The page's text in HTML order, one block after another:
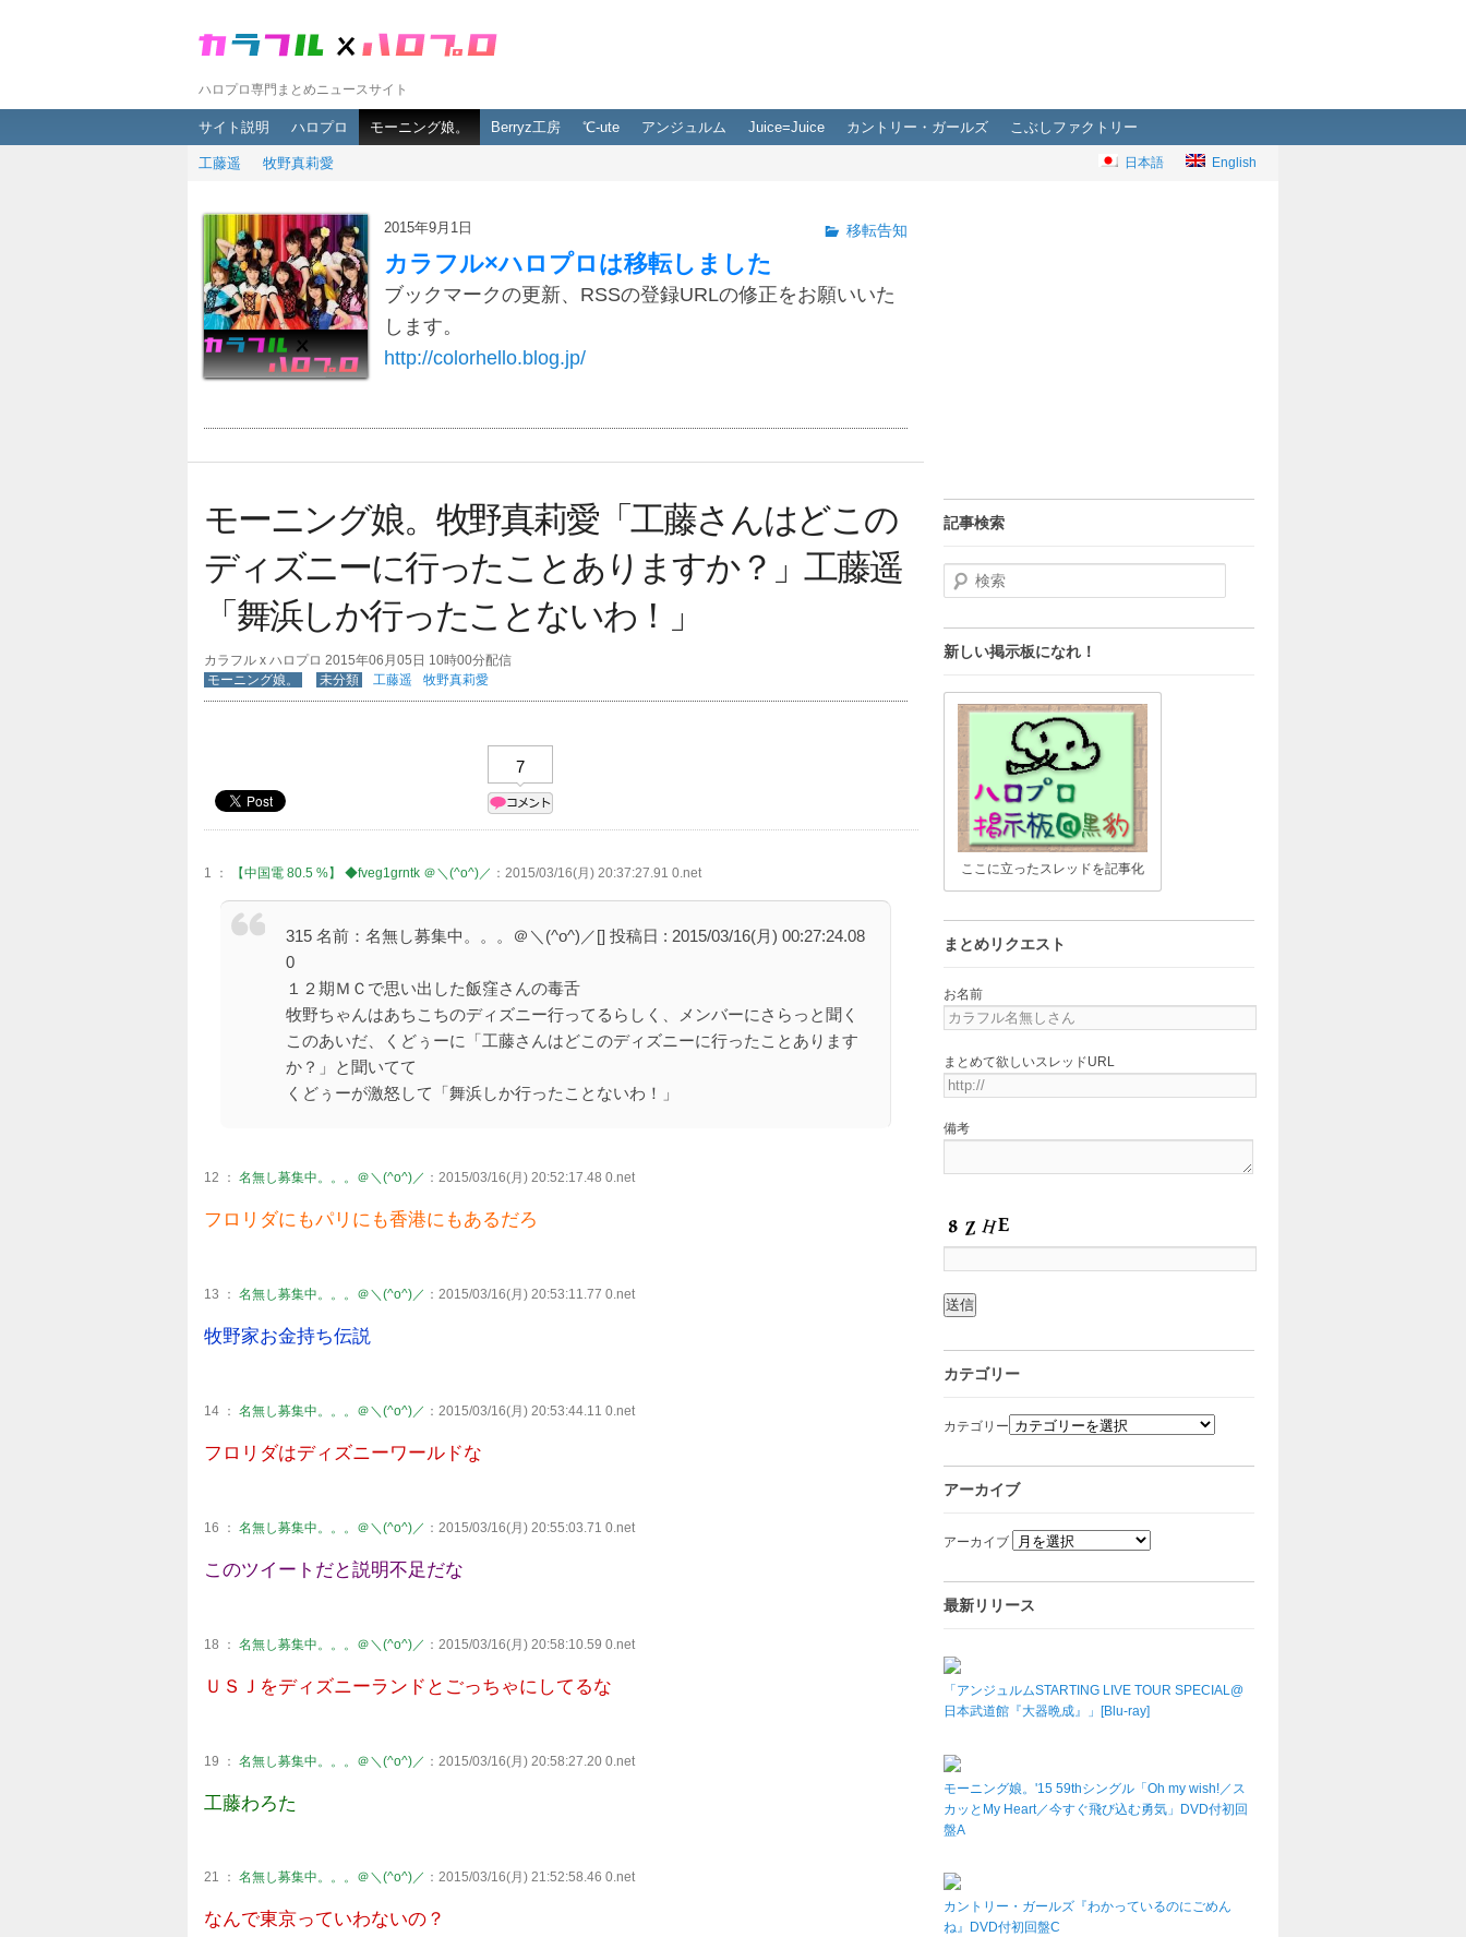
ハロプロ専門まとめニュースサイト
サイト説明 ハロプロ モーニング娘。 Berryz工房 ℃-ute アンジュルム Juice=Juice カントリー・ガールズ こぶしファクトリー
工藤遥 牧野真莉愛 日本語 English
2015年9月1日 移転告知
カラフル×ハロプロは移転しました
ブックマークの更新、RSSの登録URLの修正をお願いいた
します。
http://colorhello.blog.jp/
モーニング娘。牧野真莉愛「工藤さんはどこの
ディズニーに行ったことありますか？」工藤遥
「舞浜しか行ったことないわ！」
カラフル x ハロプロ 2015年06月05日 10時00分配信
モーニング娘。
未分類 工藤遥 牧野真莉愛
7
1 ： 【中国電 80.5 %】 ◆fveg1grntk ＠＼(^o^)／ ：2015/03/16(月) 20:37:27.91 0.net
315 名前：名無し募集中。。。＠＼(^o^)／[] 投稿日 : 2015/03/16(月) 00:27:24.08
0
１２期ＭＣで思い出した飯窪さんの毒舌
牧野ちゃんはあちこちのディズニー行ってるらしく、メンバーにさらっと聞く
このあいだ、くどぅーに「工藤さんはどこのディズニーに行ったことあります
か？」と聞いてて
くどぅーが激怒して「舞浜しか行ったことないわ！」
12 ： 名無し募集中。。。＠＼(^o^)／ ：2015/03/16(月) 20:52:17.48 0.net
フロリダにもパリにも香港にもあるだろ
13 ： 名無し募集中。。。＠＼(^o^)／ ：2015/03/16(月) 20:53:11.77 0.net
牧野家お金持ち伝説
14 ： 名無し募集中。。。＠＼(^o^)／ ：2015/03/16(月) 20:53:44.11 0.net
フロリダはディズニーワールドな
16 ： 名無し募集中。。。＠＼(^o^)／ ：2015/03/16(月) 20:55:03.71 0.net
このツイートだと説明不足だな
18 ： 名無し募集中。。。＠＼(^o^)／ ：2015/03/16(月) 20:58:10.59 0.net
ＵＳＪをディズニーランドとごっちゃにしてるな
19 ： 名無し募集中。。。＠＼(^o^)／ ：2015/03/16(月) 20:58:27.20 0.net
工藤わろた
21 ： 名無し募集中。。。＠＼(^o^)／ ：2015/03/16(月) 21:52:58.46 0.net
なんで東京っていわないの？
記事検索
検索
新しい掲示板になれ！
ここに立ったスレッドを記事化
まとめリクエスト
お名前
まとめて欲しいスレッドURL
備考
カテゴリー
カテゴリー
アーカイブ
アーカイブ
最新リリース
「アンジュルムSTARTING LIVE TOUR SPECIAL@
日本武道館『大器晩成』」[Blu-ray]
モーニング娘。'15 59thシングル「Oh my wish!／ス
カッとMy Heart／今すぐ飛び込む勇気」DVD付初回
盤A
カントリー・ガールズ『わかっているのにごめん
ね』DVD付初回盤C